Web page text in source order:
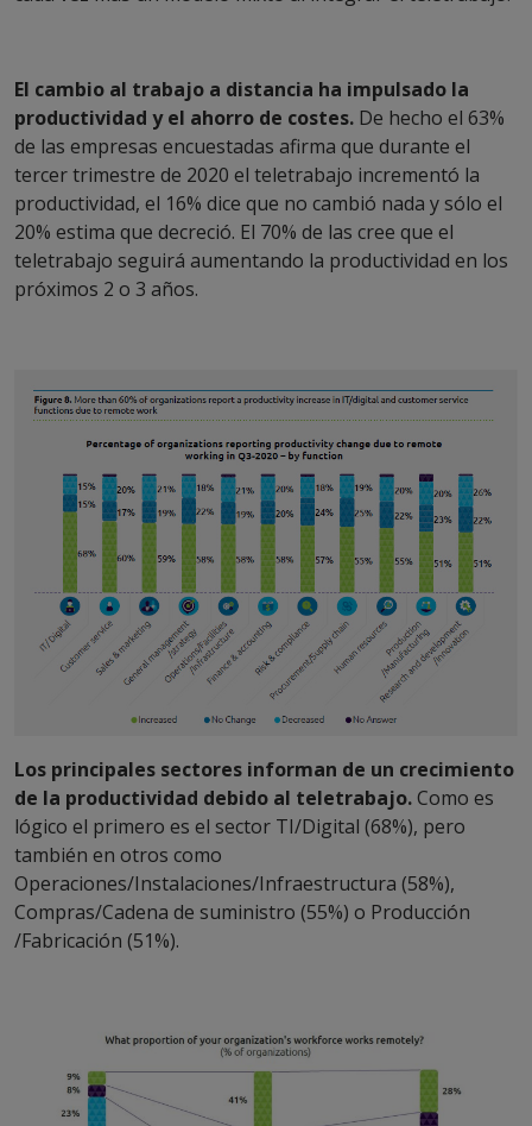
El cambio al trabajo a distancia ha impulsado la
productividad y el ahorro de costes. De hecho el 63%
de las empresas encuestadas afirma que durante el
tercer trimestre de 2020 el teletrabajo incrementó la
productividad, el 16% dice que no cambió nada y sólo el
20% estima que decreció. El 70% de las cree que el
teletrabajo seguirá aumentando la productividad en los
próximos 2 o 3 años.
Los principales sectores informan de un crecimiento
de la productividad debido al teletrabajo.Como es
lógico el primero es el sector TI/Digital (68%), pero
también en otros como
Operaciones/Instalaciones/Infraestructura (58%),
Compras/Cadena de suministro (55%) o Producción
/Fabricación (51%).